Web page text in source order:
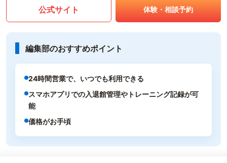
公式サイト 体験・相談予約
編集部のおすすめポイント
24時間営業で、いつでも利用できる
スマホアプリでの入退館管理やトレーニング記録が可
能
価格がお手頃